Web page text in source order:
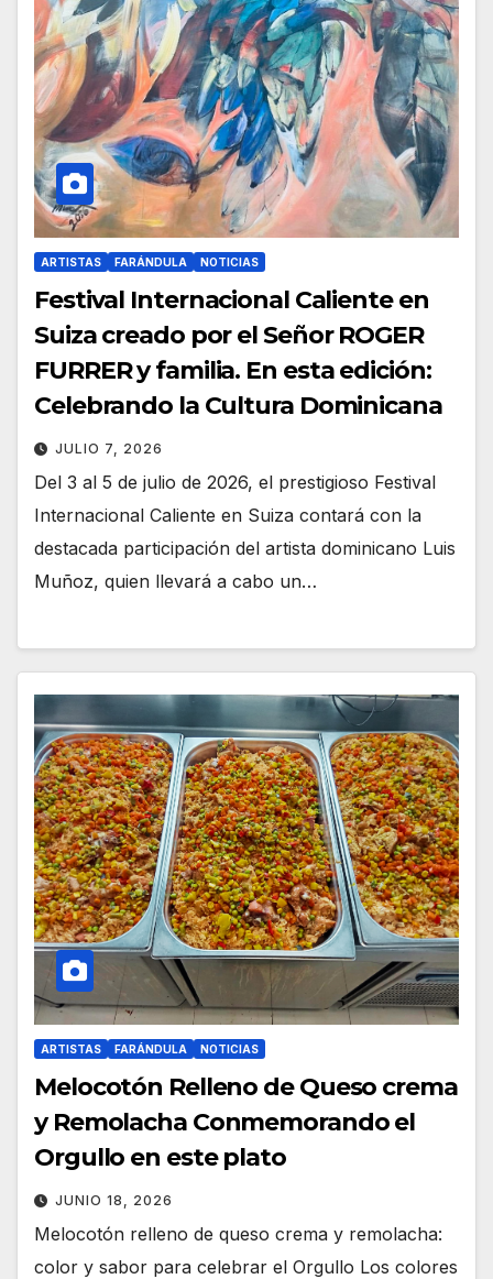
ARTISTAS FARÁNDULA NOTICIAS
Festival Internacional Caliente en
Suiza creado por el Señor ROGER
FURRER y familia. En esta edición:
Celebrando la Cultura Dominicana
JULIO 7, 2026
Del 3 al 5 de julio de 2026, el prestigioso Festival
Internacional Caliente en Suiza contará con la
destacada participación del artista dominicano Luis
Muñoz, quien llevará a cabo un…
ARTISTAS FARÁNDULA NOTICIAS
Melocotón Relleno de Queso crema
y Remolacha Conmemorando el
Orgullo en este plato
JUNIO 18, 2026
Melocotón relleno de queso crema y remolacha:
color y sabor para celebrar el Orgullo Los colores